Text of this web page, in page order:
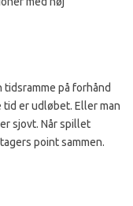
på forhånd
er udløbet. Eller man
sjovt. Når spillet
point sammen.